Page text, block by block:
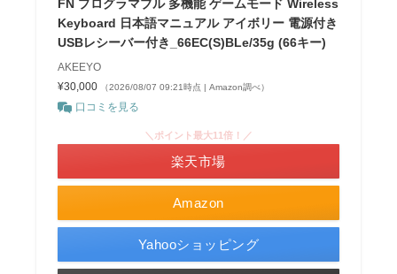
FN プログラマブル 多機能 ゲームモード Wireless
Keyboard 日本語マニュアル アイボリー 電源付き
USBレシーバー付き_66EC(S)BLe/35g (66キー)
AKEEYO
¥30,000
（2026/08/07 09:21時点 | Amazon調べ）
口コミを見る
Amazon
＼ポイント最大11倍！／
楽天市場
Yahooショッピング